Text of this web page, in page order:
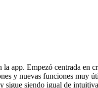
la app. Empezó centrada en
y nuevas funciones muy
sigue siendo igual de